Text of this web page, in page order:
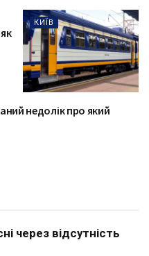
КИЇВ
ТЕХНОЛОГІЇ
недолік про який
через відсутність